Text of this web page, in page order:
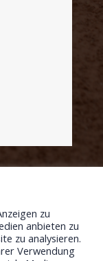
zu
anbieten zu
zu analysieren.
Verwendung